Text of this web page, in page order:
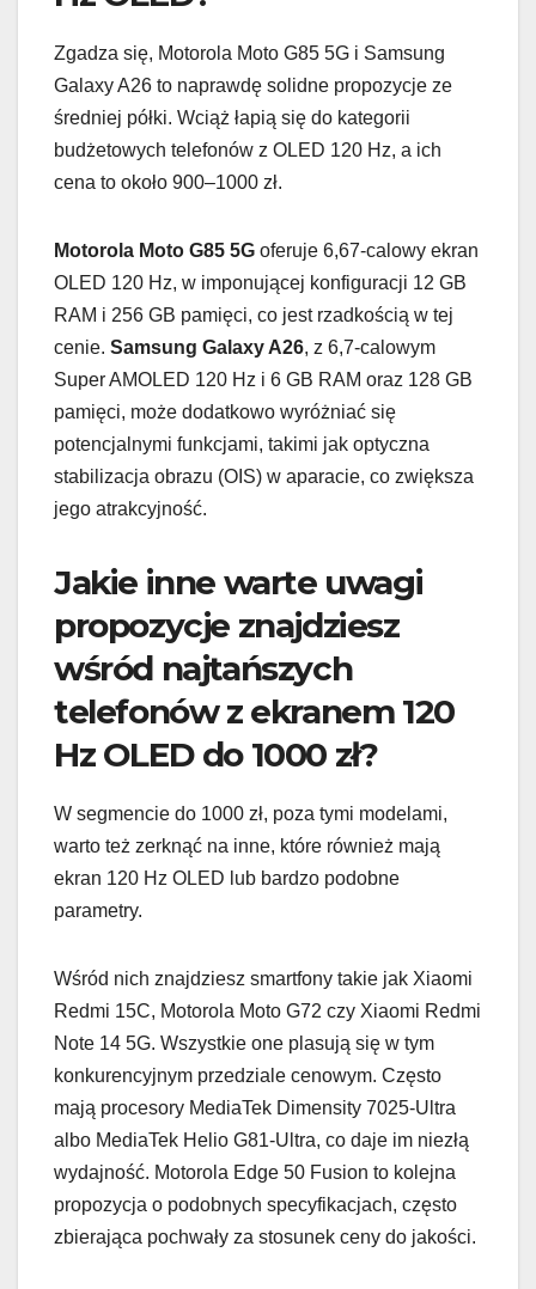
Zgadza się, Motorola Moto G85 5G i Samsung
Galaxy A26 to naprawdę solidne propozycje ze
średniej półki. Wciąż łapią się do kategorii
budżetowych telefonów z OLED 120 Hz, a ich
cena to około 900–1000 zł.
Motorola Moto G85 5G oferuje 6,67-calowy ekran
OLED 120 Hz, w imponującej konfiguracji 12 GB
RAM i 256 GB pamięci, co jest rzadkością w tej
cenie. Samsung Galaxy A26, z 6,7-calowym
Super AMOLED 120 Hz i 6 GB RAM oraz 128 GB
pamięci, może dodatkowo wyróżniać się
potencjalnymi funkcjami, takimi jak optyczna
stabilizacja obrazu (OIS) w aparacie, co zwiększa
jego atrakcyjność.
Jakie inne warte uwagi
propozycje znajdziesz
wśród najtańszych
telefonów z ekranem 120
Hz OLED do 1000 zł?
W segmencie do 1000 zł, poza tymi modelami,
warto też zerknąć na inne, które również mają
ekran 120 Hz OLED lub bardzo podobne
parametry.
Wśród nich znajdziesz smartfony takie jak Xiaomi
Redmi 15C, Motorola Moto G72 czy Xiaomi Redmi
Note 14 5G. Wszystkie one plasują się w tym
konkurencyjnym przedziale cenowym. Często
mają procesory MediaTek Dimensity 7025-Ultra
albo MediaTek Helio G81-Ultra, co daje im niezłą
wydajność. Motorola Edge 50 Fusion to kolejna
propozycja o podobnych specyfikacjach, często
zbierająca pochwały za stosunek ceny do jakości.